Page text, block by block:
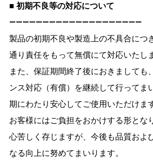
■ 初期不良等の対応について
――――――――――――――――――――
製品の初期不良や製造上の不具合につ
通り責任をもって無償にて対応いたし
また、保証期間終了後におきましても
ンス対応（有償）を継続して行ってま
期にわたり安心してご使用いただけま
お客様にはご負担をおかけする形とな
心苦しく存じますが、今後も品質およ
なる向上に努めてまいります。